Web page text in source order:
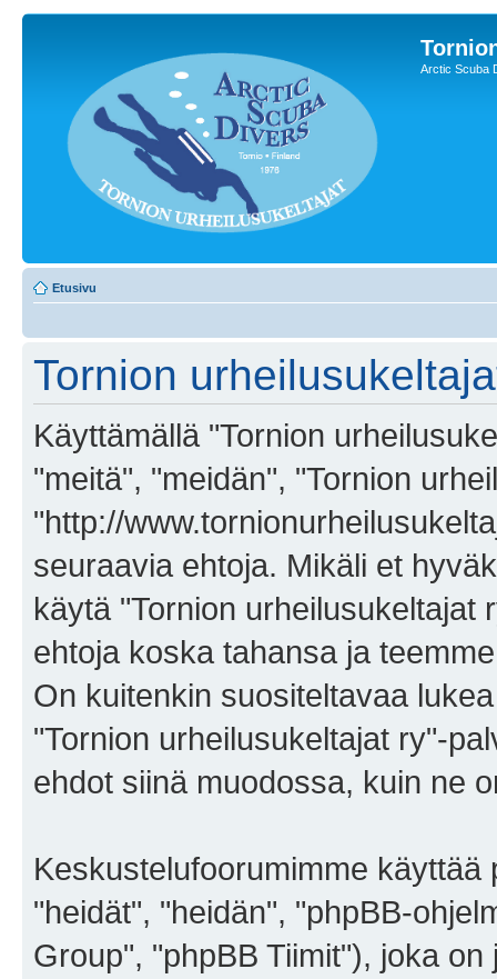
Arctic Scuba
Etusivu
Tornion
Käyttämällä "Tornion
"meitä", "meidän", "Tornion
"http://
seuraavia ehtoja. Mikäli et
käytä "Tornion urheilusukeltajat
ehtoja koska tahansa ja
On kuitenkin suositeltavaa
"Tornion urheilusukeltajat ry"-
ehdot siinä muodossa, kuin ne
Keskustelufoorumimme
"heidät", "heidän", "phpBB-
Group", "phpBB Tiimit"), joka on